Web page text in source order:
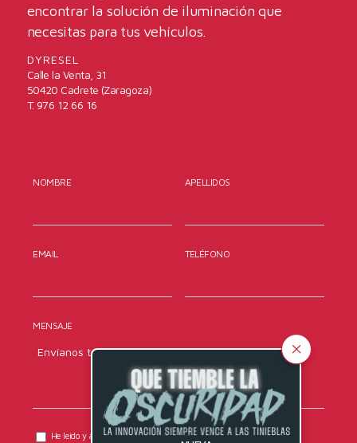
encontrar la solución de iluminación que
necesitas para tus vehículos.
DYRESEL
Calle la Venta, 31
50420 Cadrete (Zaragoza)
T. 976 12 66 16
NOMBRE APELLIDOS
EMAIL TELÉFONO
MENSAJE
He leído y acepto lapolítica de privacidadde DYRESEL.